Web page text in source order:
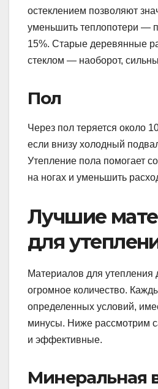
остеклением позволяют
уменьшить теплопотери —
15%. Старые деревянные
стеклом — наоборот,
Пол
Через пол теряется около
если внизу холодный
Утепление пола помогает
на ногах и уменьшить
Лучшие
для
Материалов для
огромное количество.
определенных условий,
минусы. Ниже рассмотрим
и эффективные.
Минеральная